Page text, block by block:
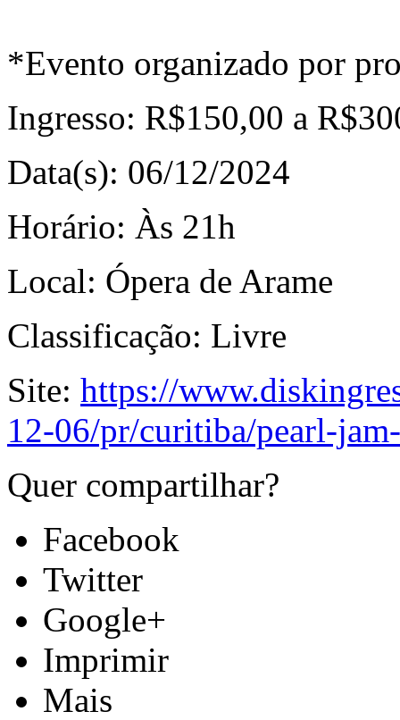
*Evento organizado por
Ingresso: R$150,00 a
Data(s): 06/12/2024
Horário: Às 21h
Local: Ópera de Arame
Classificação: Livre
Site: https://
12-06/pr/curitiba/pearl-
Quer compartilhar?
Facebook
Twitter
Google+
Imprimir
Mais